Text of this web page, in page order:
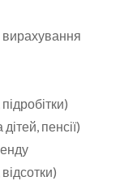
вирахування
пенсії)